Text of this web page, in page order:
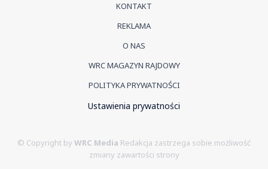
KONTAKT
REKLAMA
O NAS
WRC MAGAZYN RAJDOWY
POLITYKA PRYWATNOŚCI
Ustawienia prywatności
© Copyright by WRC Media Redakcja zastrzega sobie możliwość
zmiany zawartości strony